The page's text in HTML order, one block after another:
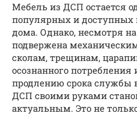
Мебель из ДСП остается
популярных и доступных
дома. Однако, несмотря
подвержена
сколам, трещинам,
осознанного
продлению срока службы
ДСП своими руками
актуальным. Это не